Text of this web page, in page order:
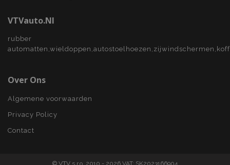
VTVauto.nl
rubber
Over Ons
Algemene voorwaarden
Privacy Policy
Contact
© VTV s.r.o. 2010 - 2026 VAT: SK2023166904